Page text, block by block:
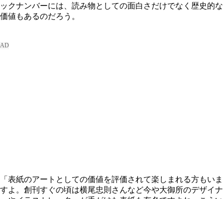
ックナンバーには、読み物としての面白さだけでなく歴史的な
価値もあるのだろう。
「表紙のアートとしての価値を評価されて楽しまれる方もいま
すよ。創刊すぐの頃は横尾忠則さんなど今や大御所のデザイナ